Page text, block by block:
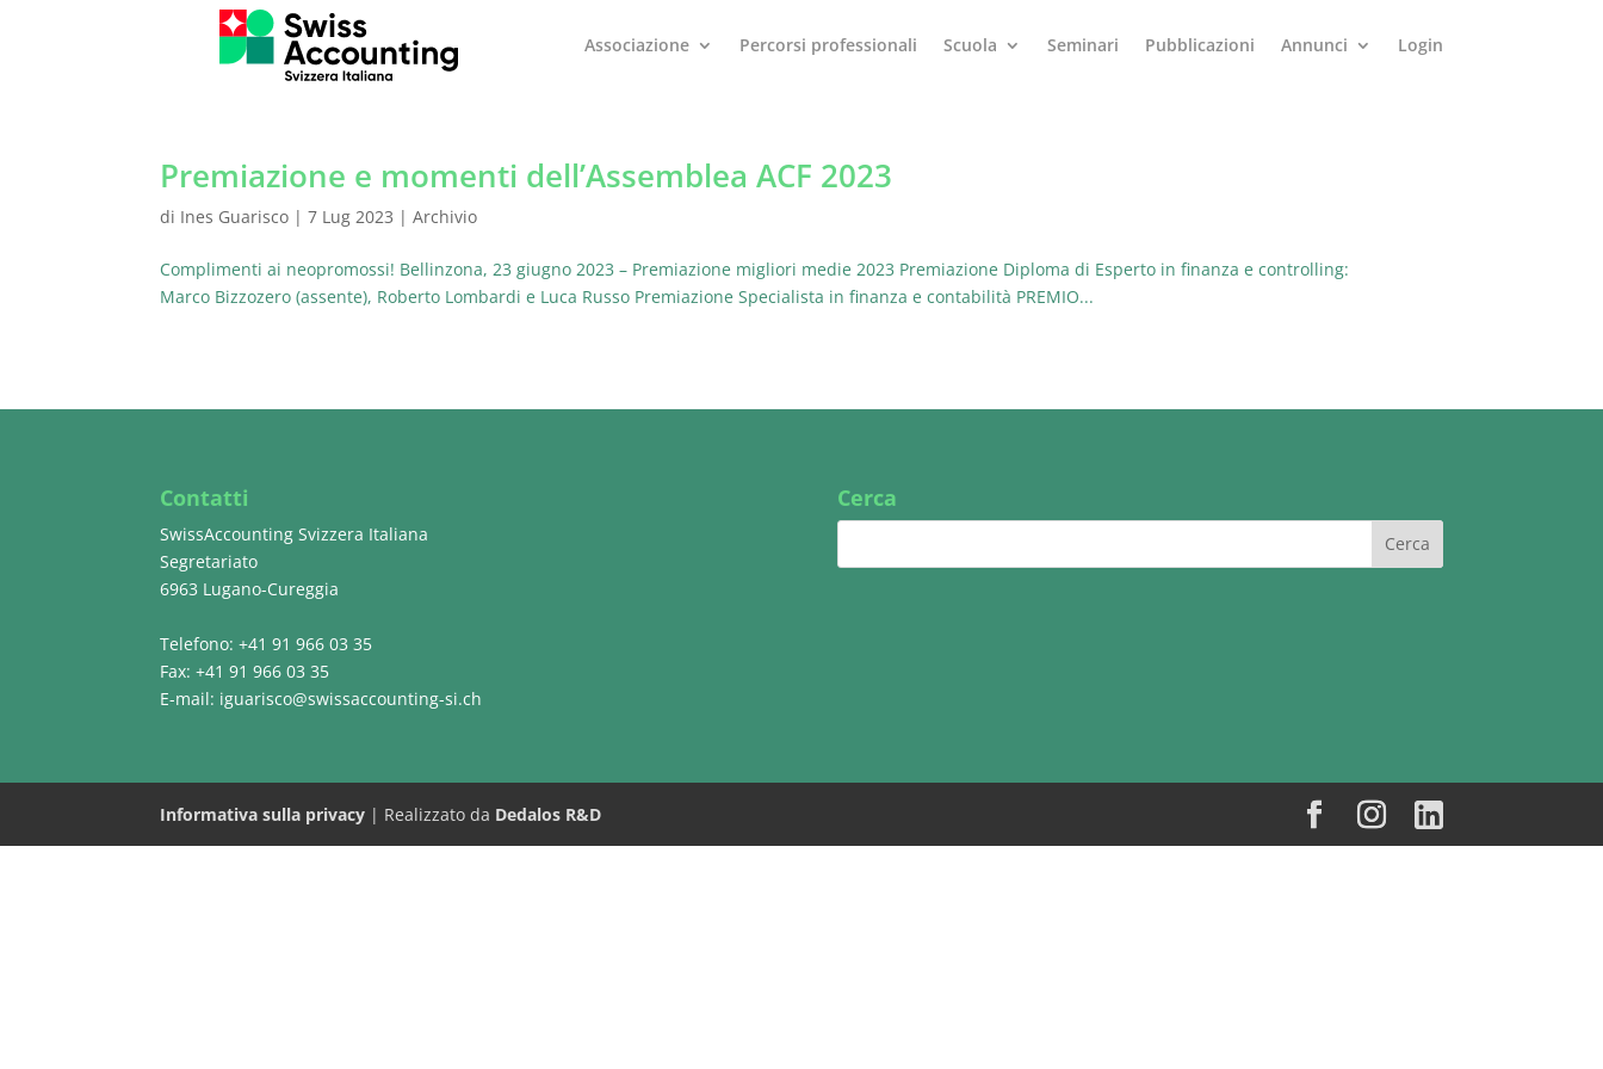
Associazione Percorsi professionali Scuola Seminari Pubblicazioni Annunci Login
Premiazione e momenti dell’Assemblea ACF 2023
di Ines Guarisco |7 Lug 2023 |Archivio
Complimenti ai neopromossi! Bellinzona, 23 giugno 2023 – Premiazione migliori medie 2023 Premiazione Diploma di Esperto in finanza e controlling:
Marco Bizzozero (assente), Roberto Lombardi e Luca Russo Premiazione Specialista in finanza e contabilità PREMIO...
Contatti
SwissAccounting Svizzera Italiana
Segretariato
6963 Lugano-Cureggia
Telefono: +41 91 966 03 35
Fax: +41 91 966 03 35
E-mail: iguarisco@swissaccounting-si.ch
Cerca
Informativa sulla privacy | Realizzato da Dedalos R&D